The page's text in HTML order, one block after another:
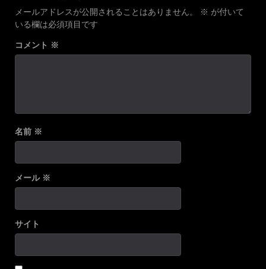
メールアドレスが公開されることはありません。 ※ が付いて
いる欄は必須項目です
コメント ※
名前 ※
メール ※
サイト